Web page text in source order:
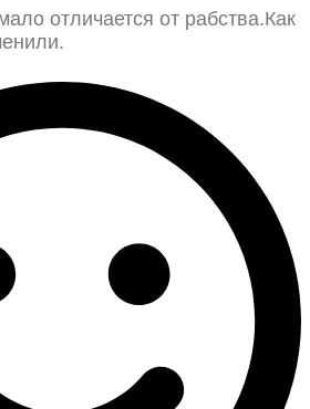
отличается от рабства.Как